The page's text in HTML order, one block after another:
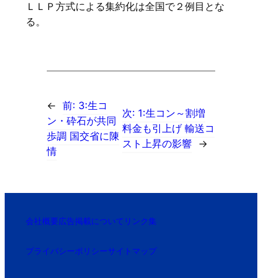
ＬＬＰ方式による集約化は全国で２例目とな
る。
← 前: 3:生コ
ン・砕石が共同
歩調 国交省に陳
情
次: 1:生コン～割増
料金も引上げ 輸送コ
スト上昇の影響
→
会社概要広告掲載について リンク集
プライバシーポリシーサイトマップ